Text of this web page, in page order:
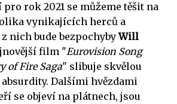
rok 2021 se můžeme těšit na
vynikajících herců a
nich bude bezpochybyWill
film "Eurovision Song
of Fire Saga" slibuje skvělou
Dalšími hvězdami
se objeví na plátnech, jsou